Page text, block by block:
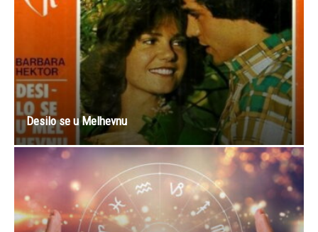
Desilo se u Melhevnu